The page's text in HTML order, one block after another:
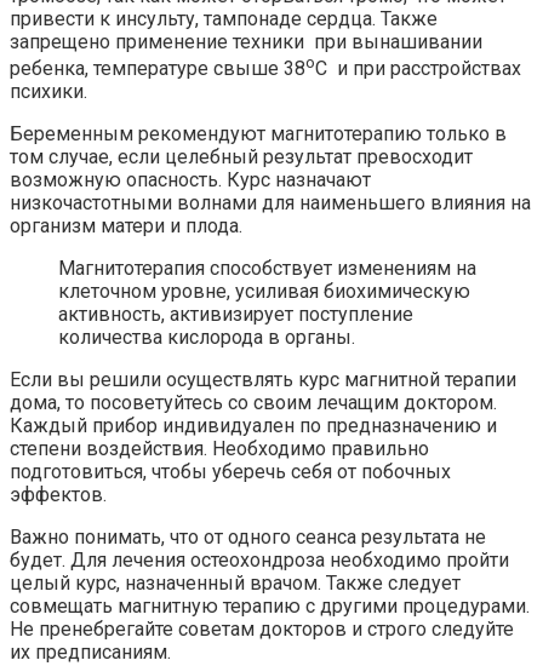
привести к инсульту, тампонаде сердца. Также
запрещено применение техники при вынашивании
ребенка, температуре свыше 38оС и при расстройствах
психики.
Беременным рекомендуют магнитотерапию только в
том случае, если целебный результат превосходит
возможную опасность. Курс назначают
низкочастотными волнами для наименьшего влияния на
организм матери и плода.
Магнитотерапия способствует изменениям на
клеточном уровне, усиливая биохимическую
активность, активизирует поступление
количества кислорода в органы.
Если вы решили осуществлять курс магнитной терапии
дома, то посоветуйтесь со своим лечащим доктором.
Каждый прибор индивидуален по предназначению и
степени воздействия. Необходимо правильно
подготовиться, чтобы уберечь себя от побочных
эффектов.
Важно понимать, что от одного сеанса результата не
будет. Для лечения остеохондроза необходимо пройти
целый курс, назначенный врачом. Также следует
совмещать магнитную терапию с другими процедурами.
Не пренебрегайте советам докторов и строго следуйте
их предписаниям.